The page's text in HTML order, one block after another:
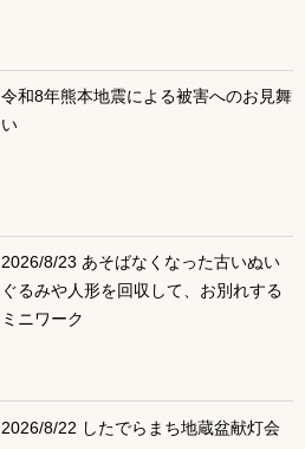
令和8年熊本地震による被害へのお見舞
い
2026/8/23 あそばなくなった古いぬい
ぐるみや人形を回収して、お別れする
ミニワーク
2026/8/22 したでらまち地蔵盆献灯会